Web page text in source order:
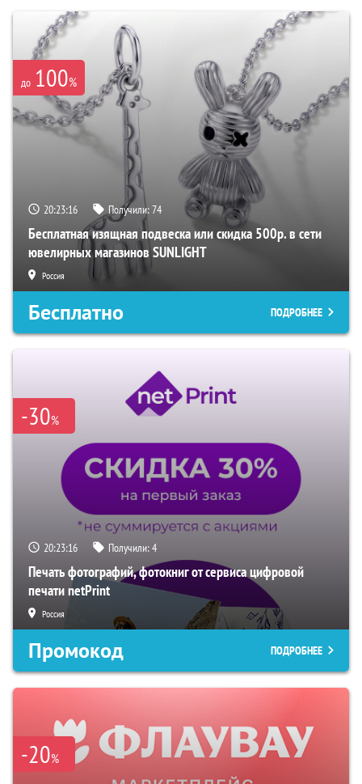
до 100%
20:23:14 Получили:74
Бесплатная изящная подвеска или скидка 500р. в сети
ювелирных магазинов SUNLIGHT
Россия
Бесплатно ПОДРОБНЕЕ
-30%
20:23:14 Получили:4
Печать фотографий, фотокниг от сервиса цифровой
печати netPrint
Россия
Промокод ПОДРОБНЕЕ
-20%